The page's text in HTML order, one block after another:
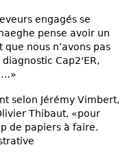
engagés se
pense avoir un
que nous n’avons pas
Cap2'ER,
selon Jérémy Vimbert,
Thibaut, «pour
de papiers à faire.